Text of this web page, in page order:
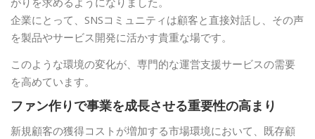
企業にとって、SNSコミュニティは顧客と直接対話し、その声
を製品やサービス開発に活かす貴重な場です。
このような環境の変化が、専門的な運営支援サービスの需要
を高めています。
ファン作りで事業を成長させる重要性の高まり
新規顧客の獲得コストが増加する市場環境において、既存顧